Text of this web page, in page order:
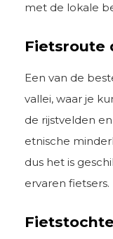
met de lokale
Fietsroute
Een van de
vallei, waar je
de rijstvelden
etnische
dus het is
ervaren fietsers.